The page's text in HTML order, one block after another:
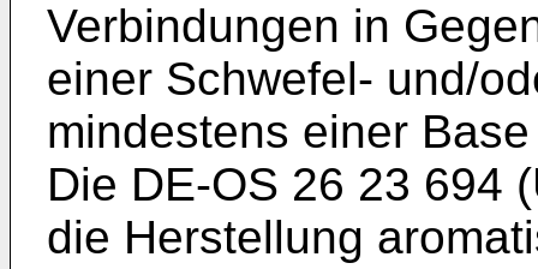
Verbindungen in
einer Schwefel- und/
mindestens einer
Die DE-OS 26 23 694
die Herstellung